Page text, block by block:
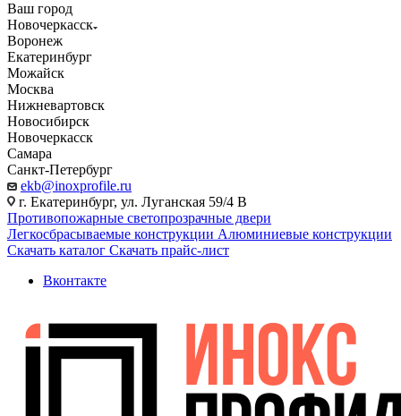
Ваш город
Новочеркасск
Воронеж
Екатеринбург
Можайск
Москва
Нижневартовск
Новосибирск
Новочеркасск
Самара
Санкт-Петербург
ekb@inoxprofile.ru
г. Екатеринбург, ул. Луганская 59/4 В
Противопожарные светопрозрачные двери
Легкосбрасываемые конструкции Алюминиевые конструкции
Скачать каталог Скачать прайс-лист
Вконтакте